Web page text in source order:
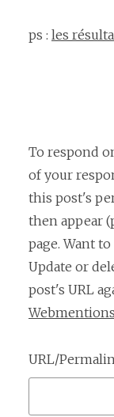
ps : les
To respond
of your
this post's
then appear
page. Want
Update or
post's URL
Webmentions.
URL/